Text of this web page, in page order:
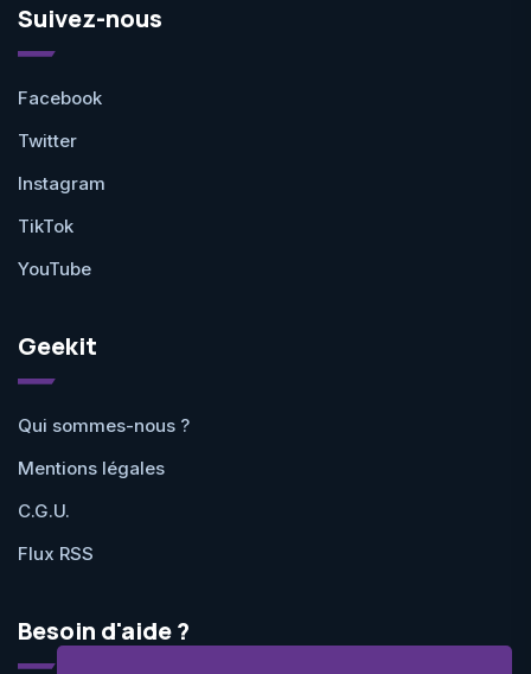
Suivez-nous
Facebook
Twitter
Instagram
TikTok
YouTube
Geekit
Qui sommes-nous ?
Mentions légales
C.G.U.
Flux RSS
Besoin d'aide ?